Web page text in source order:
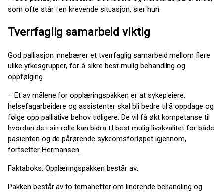
som ofte står i en krevende situasjon, sier hun.
Tverrfaglig samarbeid viktig
God palliasjon innebærer et tverrfaglig samarbeid mellom flere
ulike yrkesgrupper, for å sikre best mulig behandling og
oppfølging.
– Et av målene for opplæringspakken er at sykepleiere,
helsefagarbeidere og assistenter skal bli bedre til å oppdage og
følge opp palliative behov tidligere. De vil få økt kompetanse til
hvordan de i sin rolle kan bidra til best mulig livskvalitet for både
pasienten og de pårørende sykdomsforløpet igjennom,
fortsetter Hermansen.
Faktaboks: Opplæringspakken består av:
Pakken består av to temahefter om lindrende behandling og